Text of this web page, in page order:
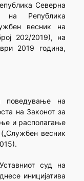
Северна
на Република
весник на
202/2019), на
2019 година,
поведување на
на Законот за
и располагање
весник
суд на
иницијатива